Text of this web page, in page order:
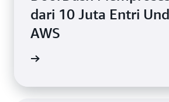
dari 10 Juta Entri
AWS